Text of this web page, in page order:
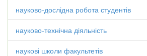
науково-дослідна робота студентів
науково-технічна діяльність
наукові школи факультетів